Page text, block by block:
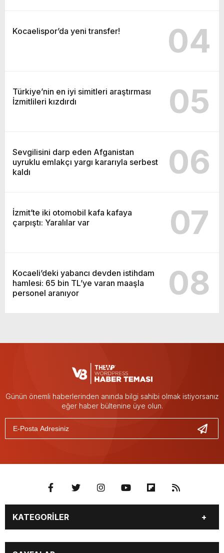
Kocaelispor’da yeni transfer! 04
Türkiye’nin en iyi simitleri araştırması
İzmitlileri kızdırdı
05
Sevgilisini darp eden Afganistan
uyruklu emlakçı yargı kararıyla serbest
kaldı
06
İzmit’te iki otomobil kafa kafaya
çarpıştı: Yaralılar var
07
Kocaeli’deki yabancı devden istihdam
hamlesi: 65 bin TL’ye varan maaşla
personel aranıyor
08
Günün önemli haberlerinden anında bilgi sahibi olmak istiyorsanız
eğer haber bültenine üye olun.
KATEGORİLER
Güncel
Polis Adliye